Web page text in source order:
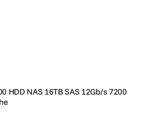
HDD NAS 16TB SAS 12Gb/s 7200